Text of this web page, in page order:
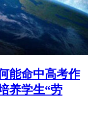
能命中高考作
养学生“劳